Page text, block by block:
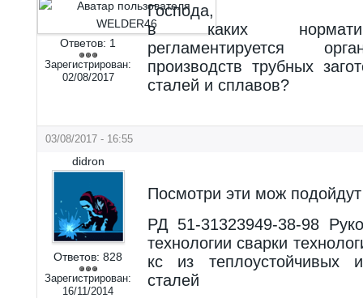
Ответов: 1
Зарегистрирован:
02/08/2017
Господа,
в каких
регламентируется
производств трубных
сталей и сплавов?
03/08/2017 - 16:55
didron
Ответов: 828
Зарегистрирован:
16/11/2014
Посмотри эти мож подойдут
РД 51-31323949-38-98
технологии сварки
кс из теплоустойчивых
сталей